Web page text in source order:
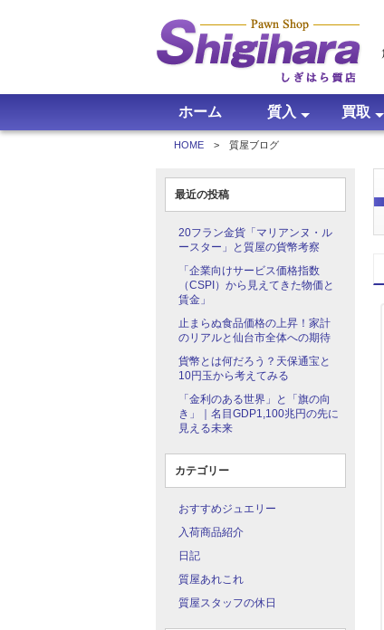
ホーム 質入
質入について
よくある質問
買取
HOME > 質屋ブログ
最近の投稿
20フラン金貨「マリアンヌ・ル
ースター」と質屋の貨幣考察
「企業向けサービス価格指数
（CSPI）から見えてきた物価と
賃金」
止まらぬ食品価格の上昇！家計
のリアルと仙台市全体への期待
貨幣とは何だろう？天保通宝と
10円玉から考えてみる
「金利のある世界」と「旗の向
き」｜名目GDP1,100兆円の先に
見える未来
カテゴリー
おすすめジュエリー
入荷商品紹介
日記
質屋あれこれ
質屋スタッフの休日